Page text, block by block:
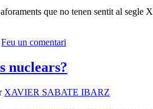
que no tenen sentit al segle
Feu un comentari
nuclears?
XAVIER SABATE IBARZ